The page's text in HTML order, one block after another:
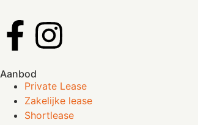
Aanbod
Private Lease
Zakelijke lease
Shortlease